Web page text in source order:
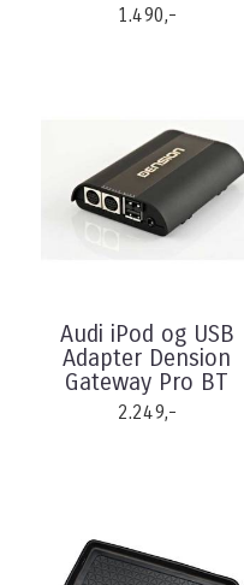
1.490,-
Audi iPod og USB
Adapter Dension
Gateway Pro BT
2.249,-